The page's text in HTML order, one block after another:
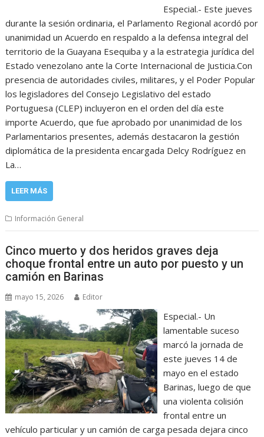
Especial.- Este jueves
durante la sesión ordinaria, el Parlamento Regional acordó por
unanimidad un Acuerdo en respaldo a la defensa integral del
territorio de la Guayana Esequiba y a la estrategia jurídica del
Estado venezolano ante la Corte Internacional de Justicia.Con
presencia de autoridades civiles, militares, y el Poder Popular
los legisladores del Consejo Legislativo del estado
Portuguesa (CLEP) incluyeron en el orden del día este
importe Acuerdo, que fue aprobado por unanimidad de los
Parlamentarios presentes, además destacaron la gestión
diplomática de la presidenta encargada Delcy Rodríguez en
La…
LEER MÁS
Información General
Cinco muerto y dos heridos graves deja
choque frontal entre un auto por puesto y un
camión en Barinas
mayo 15, 2026 Editor
Especial.- Un
lamentable suceso
marcó la jornada de
este jueves 14 de
mayo en el estado
Barinas, luego de que
una violenta colisión
frontal entre un
vehículo particular y un camión de carga pesada dejara cinco